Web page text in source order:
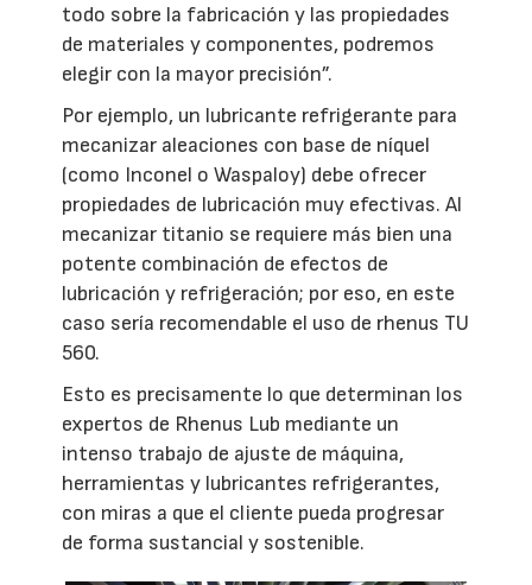
todo sobre la fabricación y las propiedades
de materiales y componentes, podremos
elegir con la mayor precisión”.
Por ejemplo, un lubricante refrigerante para
mecanizar aleaciones con base de níquel
(como Inconel o Waspaloy) debe ofrecer
propiedades de lubricación muy efectivas. Al
mecanizar titanio se requiere más bien una
potente combinación de efectos de
lubricación y refrigeración; por eso, en este
caso sería recomendable el uso de rhenus TU
560.
Esto es precisamente lo que determinan los
expertos de Rhenus Lub mediante un
intenso trabajo de ajuste de máquina,
herramientas y lubricantes refrigerantes,
con miras a que el cliente pueda progresar
de forma sustancial y sostenible.